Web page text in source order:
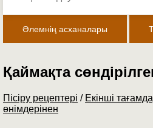
Әлемнің асханалары
Қаймақта
Пісіру рецептері / Екінші
өнімдерінен